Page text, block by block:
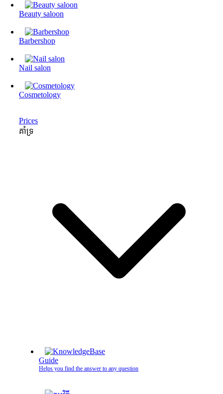
Beauty saloon
Barbershop
Nail salon
Cosmetology
Prices
គាំទ្រ
Guide
Helps you find the answer to any question